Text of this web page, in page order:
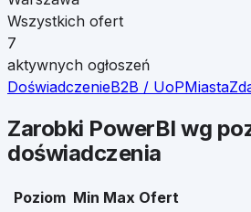
Wszystkich ofert
7
aktywnych ogłoszeń
DoświadczenieB2B / UoPMiasta
Zarobki PowerBI wg
doświadczenia
Poziom Min Max Ofert